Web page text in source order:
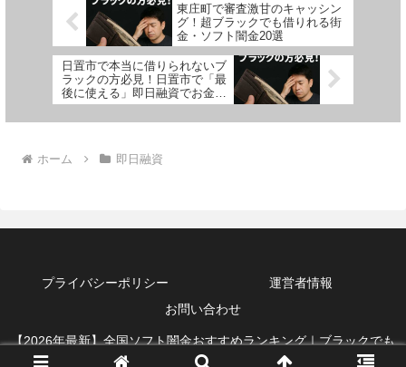
東庄町で審査激甘のキャッシン
グ！超ブラックでも借りれる街
金・ソフト闇金20選
日置市で本当に借りられないブ
ラックの方必見！日置市で「最
後に使える」即日融資でお金を
借りる方法を紹介！
ホーム 即日融資
プライバシーポリシー
運営者情報
お問い合わせ
【2026年最新】全国ソフト闇金おすすめランキング｜ブラックでも
借りれる即日融資